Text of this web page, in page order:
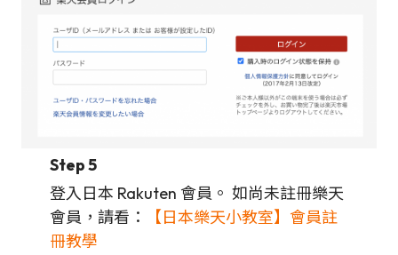
Step 5
登入日本 Rakuten 會員。 如尚未註冊樂天
會員，請看：
【日本樂天小教室】會員註
冊教學